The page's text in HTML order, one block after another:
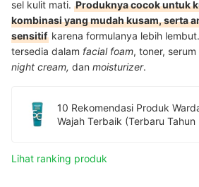
sel kulit mati. Produknya cocok untuk
kombinasi yang mudah kusam, serta
sensitif karena formulanya lebih
tersedia dalam facial foam, toner, serum
night cream, dan moisturizer.
10 Rekomendasi Produk
Wajah Terbaik (Terbaru Tahun
Lihat ranking produk